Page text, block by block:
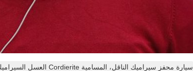
سيارة محفز سيراميك الناقل، المسامية Cordierite العسل السيراميك